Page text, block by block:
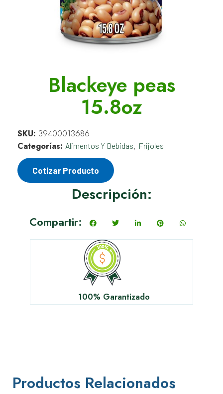
Blackeye peas
15.8oz
SKU: 39400013686
Categorías: Alimentos Y Bebidas, Frijoles
Cotizar Producto
Descripción:
Compartir:
100% Garantizado
Productos Relacionados